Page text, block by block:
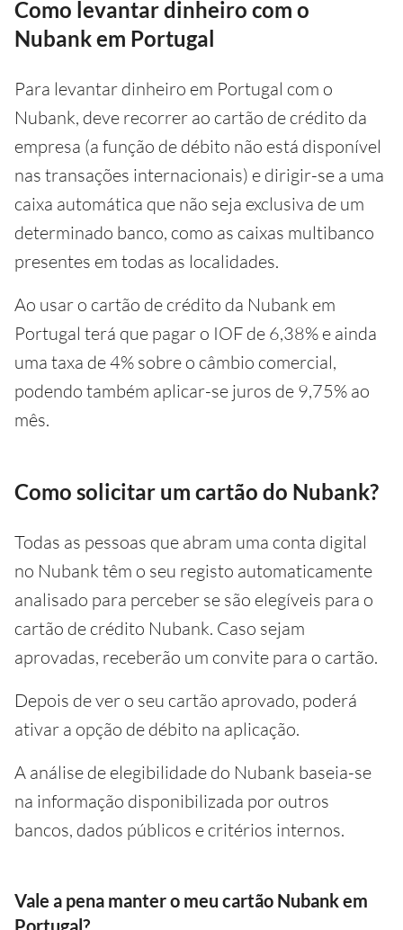
Como levantar dinheiro com o
Nubank em Portugal
Para levantar dinheiro em Portugal com o
Nubank, deve recorrer ao cartão de crédito da
empresa (a função de débito não está disponível
nas transações internacionais) e dirigir-se a uma
caixa automática que não seja exclusiva de um
determinado banco, como as caixas multibanco
presentes em todas as localidades.
Ao usar o cartão de crédito da Nubank em
Portugal terá que pagar o IOF de 6,38% e ainda
uma taxa de 4% sobre o câmbio comercial,
podendo também aplicar-se juros de 9,75% ao
mês.
Como solicitar um cartão do Nubank?
Todas as pessoas que abram uma conta digital
no Nubank têm o seu registo automaticamente
analisado para perceber se são elegíveis para o
cartão de crédito Nubank. Caso sejam
aprovadas, receberão um convite para o cartão.
Depois de ver o seu cartão aprovado, poderá
ativar a opção de débito na aplicação.
A análise de elegibilidade do Nubank baseia-se
na informação disponibilizada por outros
bancos, dados públicos e critérios internos.
Vale a pena manter o meu cartão Nubank em
Portugal?